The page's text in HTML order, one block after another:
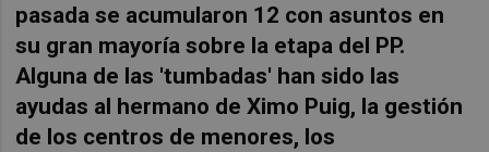
pasada se acumularon 12 con asuntos en
su gran mayoría sobre la etapa del PP.
Alguna de las 'tumbadas' han sido las
ayudas al hermano de Ximo Puig, la gestión
de los centros de menores, los